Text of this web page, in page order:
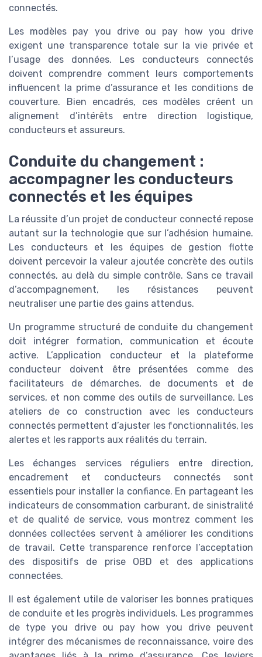
connectés.
Les modèles pay you drive ou pay how you drive
exigent une transparence totale sur la vie privée et
l’usage des données. Les conducteurs connectés
doivent comprendre comment leurs comportements
influencent la prime d’assurance et les conditions de
couverture. Bien encadrés, ces modèles créent un
alignement d’intérêts entre direction logistique,
conducteurs et assureurs.
Conduite du changement :
accompagner les conducteurs
connectés et les équipes
La réussite d’un projet de conducteur connecté repose
autant sur la technologie que sur l’adhésion humaine.
Les conducteurs et les équipes de gestion flotte
doivent percevoir la valeur ajoutée concrète des outils
connectés, au delà du simple contrôle. Sans ce travail
d’accompagnement, les résistances peuvent
neutraliser une partie des gains attendus.
Un programme structuré de conduite du changement
doit intégrer formation, communication et écoute
active. L’application conducteur et la plateforme
conducteur doivent être présentées comme des
facilitateurs de démarches, de documents et de
services, et non comme des outils de surveillance. Les
ateliers de co construction avec les conducteurs
connectés permettent d’ajuster les fonctionnalités, les
alertes et les rapports aux réalités du terrain.
Les échanges services réguliers entre direction,
encadrement et conducteurs connectés sont
essentiels pour installer la confiance. En partageant les
indicateurs de consommation carburant, de sinistralité
et de qualité de service, vous montrez comment les
données collectées servent à améliorer les conditions
de travail. Cette transparence renforce l’acceptation
des dispositifs de prise OBD et des applications
connectées.
Il est également utile de valoriser les bonnes pratiques
de conduite et les progrès individuels. Les programmes
de type you drive ou pay how you drive peuvent
intégrer des mécanismes de reconnaissance, voire des